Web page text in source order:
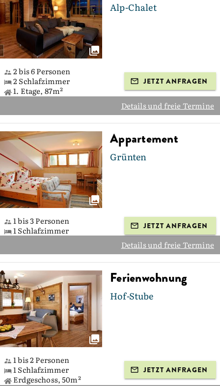
Alp-Chalet
2 bis 6 Personen
2 Schlafzimmer
1. Etage, 87m²
JETZT ANFRAGEN
Details und freie Termine
Appartement
Grünten
1 bis 3 Personen
1 Schlafzimmer
JETZT ANFRAGEN
Details und freie Termine
Ferienwohnung
Hof-Stube
1 bis 2 Personen
1 Schlafzimmer
Erdgeschoss, 50m²
JETZT ANFRAGEN